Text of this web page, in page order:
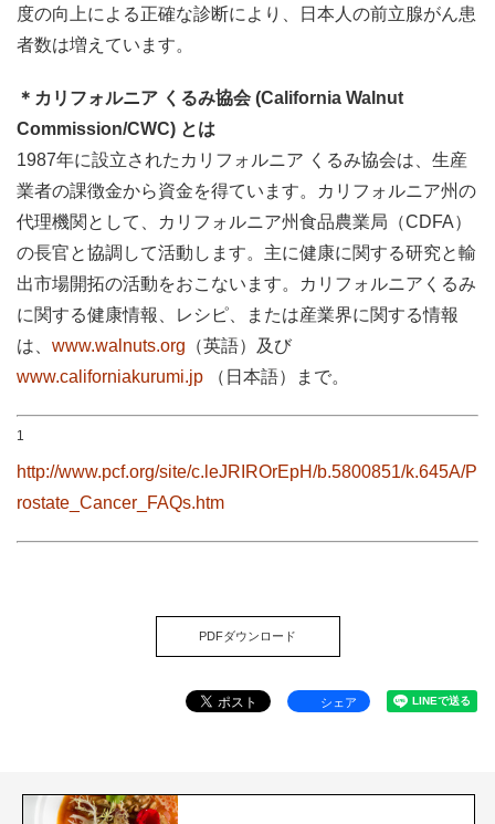
度の向上による正確な診断により、日本人の前立腺がん患
者数は増えています。
＊カリフォルニア くるみ協会 (California Walnut
Commission/CWC) とは
1987年に設立されたカリフォルニア くるみ協会は、生産
業者の課徴金から資金を得ています。カリフォルニア州の
代理機関として、カリフォルニア州食品農業局（CDFA）
の長官と協調して活動します。主に健康に関する研究と輸
出市場開拓の活動をおこないます。カリフォルニアくるみ
に関する健康情報、レシピ、または産業界に関する情報
は、 www.walnuts.org （英語）及び
www.californiakurumi.jp （日本語）まで。
1
http://www.pcf.org/site/c.leJRIROrEpH/b.5800851/k.645A/P
rostate_Cancer_FAQs.htm
PDFダウンロード
シェア